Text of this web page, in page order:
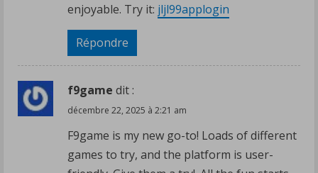
enjoyable. Try it: jljl99applogin
Répondre
f9game dit :
décembre 22, 2025 à 2:21 am
F9game is my new go-to! Loads of different
games to try, and the platform is user-